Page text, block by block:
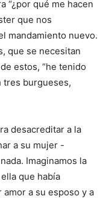
“¿por qué me hacen
que nos
mandamiento nuevo.
que se necesitan
estos, “he tenido
tres burgueses,
desacreditar a la
a su mujer -
Imaginamos la
que había
a su esposo y a